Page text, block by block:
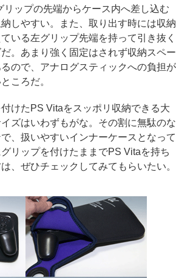
リップの先端からケース内へ差し込む
しやすい。また、取り出す時には収納
いる左グリップ先端を持って引き抜く
。あまり強く固定はされず収納スペー
ので、アナログスティックへの負担が
ころだ。
けたPS Vitaをスッポリ収納できる大
ズはいわずもがな。その割に無駄のな
、扱いやすいインナーケースとなって
リップを付けたままでPS Vitaを持ち
、ぜひチェックしてみてもらいたい。